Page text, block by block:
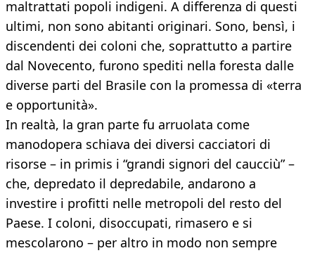
maltrattati popoli indigeni. A differenza di questi
ultimi, non sono abitanti originari. Sono, bensì, i
discendenti dei coloni che, soprattutto a partire
dal Novecento, furono spediti nella foresta dalle
diverse parti del Brasile con la promessa di «terra
e opportunità».
In realtà, la gran parte fu arruolata come
manodopera schiava dei diversi cacciatori di
risorse – in primis i “grandi signori del caucciù” –
che, depredato il depredabile, andarono a
investire i profitti nelle metropoli del resto del
Paese. I coloni, disoccupati, rimasero e si
mescolarono – per altro in modo non sempre